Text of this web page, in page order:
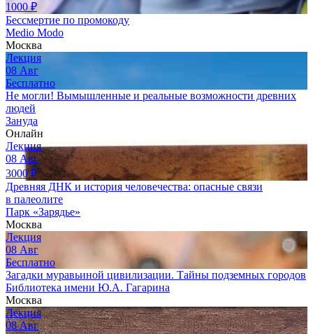
1000₽
Бессмертие по промокоду
Medio Modo
Москва
Лекция
08 Авг
Бесплатно
Не могли! Вымышленные и реальные возможности древних
людей
Зануда
Онлайн
Лекция
08 Авг
3000₽
Древняя ДНК и история человечества: опасные связи
в палеолите
Парк «Зарядье»
Москва
Лекция
08 Авг
Бесплатно
Загадки муравьиной цивилизации. Тайны подземных городов
Библиотека имени Ю.А. Гагарина
Москва
Лекция
08 Авг